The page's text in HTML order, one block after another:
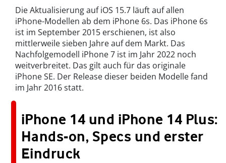
Die Aktualisierung auf iOS 15.7 läuft auf allen
iPhone-Modellen ab dem iPhone 6s. Das iPhone 6s
ist im September 2015 erschienen, ist also
mittlerweile sieben Jahre auf dem Markt. Das
Nachfolgemodell iPhone 7 ist im Jahr 2022 noch
weitverbreitet. Das gilt auch für das originale
iPhone SE. Der Release dieser beiden Modelle fand
im Jahr 2016 statt.
iPhone 14 und iPhone 14 Plus:
Hands-on, Specs und erster
Eindruck